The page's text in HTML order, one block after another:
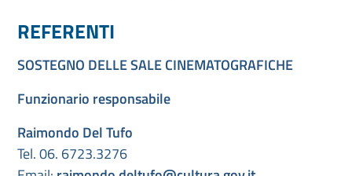
REFERENTI
SOSTEGNO DELLE SALE CINEMATOGRAFICHE
Funzionario responsabile
Raimondo Del Tufo
Tel. 06. 6723.3276